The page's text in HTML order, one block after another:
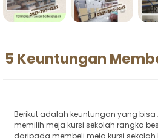
5 Keuntungan
Berikut adalah keuntungan yang
memilih meja kursi sekolah rangka
daripada membeli meja kursi sekolah